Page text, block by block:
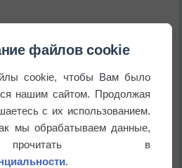
повлияло на ареал обитания
6 августа
Петербурге 6 августа
файлов cookie
cookie, чтобы Вам было
нашим сайтом. Продолжая
с их использованием.
мы обрабатываем данные,
в
.